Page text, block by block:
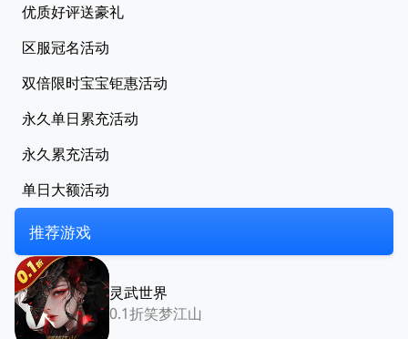
优质好评送豪礼
区服冠名活动
双倍限时宝宝钜惠活动
永久单日累充活动
永久累充活动
单日大额活动
推荐游戏
灵武世界
0.1折笑梦江山